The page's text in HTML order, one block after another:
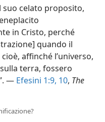
suo celato proposito,
in Cristo, perché
quando il
affinché l’universo,
terra, fossero
— Efesini 1:9, 10, The